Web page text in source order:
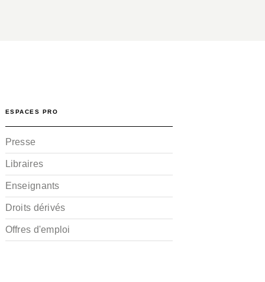
ESPACES PRO
Presse
Libraires
Enseignants
Droits dérivés
Offres d'emploi